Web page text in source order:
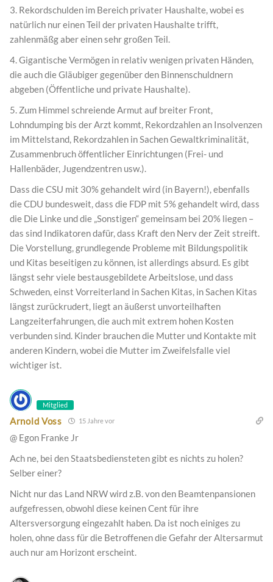
3. Rekordschulden im Bereich privater Haushalte, wobei es
natürlich nur einen Teil der privaten Haushalte trifft,
zahlenmäßg aber einen sehr großen Teil.
4. Gigantische Vermögen in relativ wenigen privaten Händen,
die auch die Gläubiger gegenüber den Binnenschuldnern
abgeben (Öffentliche und private Haushalte).
5. Zum Himmel schreiende Armut auf breiter Front,
Lohndumping bis der Arzt kommt, Rekordzahlen an Insolvenzen
im Mittelstand, Rekordzahlen in Sachen Gewaltkriminalität,
Zusammenbruch öffentlicher Einrichtungen (Frei- und
Hallenbäder, Jugendzentren usw.).
Dass die CSU mit 30% gehandelt wird (in Bayern!), ebenfalls
die CDU bundesweit, dass die FDP mit 5% gehandelt wird, dass
die Die Linke und die „Sonstigen“ gemeinsam bei 20% liegen –
das sind Indikatoren dafür, dass Kraft den Nerv der Zeit streift.
Die Vorstellung, grundlegende Probleme mit Bildungspolitik
und Kitas beseitigen zu können, ist allerdings absurd. Es gibt
längst sehr viele bestausgebildete Arbeitslose, und dass
Schweden, einst Vorreiterland in Sachen Kitas, in Sachen Kitas
längst zurückrudert, liegt an äußerst unvorteilhaften
Langzeiterfahrungen, die auch mit extrem hohen Kosten
verbunden sind. Kinder brauchen die Mutter und Kontakte mit
anderen Kindern, wobei die Mutter im Zweifelsfalle viel
wichtiger ist.
Mitglied
Arnold Voss 15 Jahre vor
@ Egon Franke Jr
Ach ne, bei den Staatsbediensteten gibt es nichts zu holen?
Selber einer?
Nicht nur das Land NRW wird z.B. von den Beamtenpansionen
aufgefressen, obwohl diese keinen Cent für ihre
Altersversorgung eingezahlt haben. Da ist noch einiges zu
holen, ohne dass für die Betroffenen die Gefahr der Altersarmut
auch nur am Horizont erscheint.